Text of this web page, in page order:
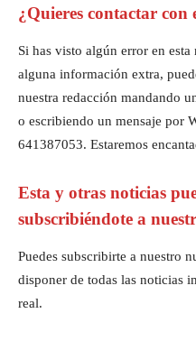
¿Quieres contactar con
Si has visto algún error en
alguna información extra,
nuestra redacción mandando
o escribiendo un mensaje por
641387053. Estaremos
Esta y otras noticias
subscribiéndote a
Puedes subscribirte a nuestro
disponer de todas las noticias
real.